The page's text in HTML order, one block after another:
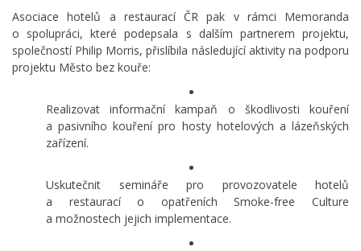
Asociace hotelů a restaurací ČR pak v rámci Memoranda
o spolupráci, které podepsala s dalším partnerem projektu,
společností Philip Morris, přislíbila následující aktivity na podporu
projektu Město bez kouře:
Realizovat informační kampaň o škodlivosti kouření
a pasivního kouření pro hosty hotelových a lázeňských
zařízení.
Uskutečnit semináře pro provozovatele hotelů
a restaurací o opatřeních Smoke-free Culture
a možnostech jejich implementace.